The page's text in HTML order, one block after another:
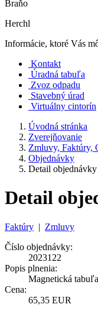
Braňo
Herchl
Informácie, ktoré Vás
Kontakt
Úradná tabuľa
Zvoz odpadu
Stavebný úrad
Virtuálny cintorín
Úvodná stránka
Zverejňovanie
Zmluvy, Faktúry,
Objednávky
Detail
Detail
Faktúry | Zmluvy
Číslo objednávky:
2023122
Popis plnenia:
Magnetická tabuľa
Cena:
65,35 EUR